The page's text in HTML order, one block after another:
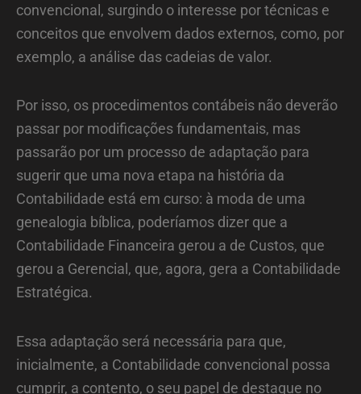
convencional, surgindo o interesse por técnicas e
conceitos que envolvem dados externos, como, por
exemplo, a análise das cadeias de valor.
Por isso, os procedimentos contábeis não deverão
passar por modificações fundamentais, mas
passarão por um processo de adaptação para
sugerir que uma nova etapa na história da
Contabilidade está em curso: à moda de uma
genealogia bíblica, poderíamos dizer que a
Contabilidade Financeira gerou a de Custos, que
gerou a Gerencial, que, agora, gera a Contabilidade
Estratégica.
Essa adaptação será necessária para que,
inicialmente, a Contabilidade convencional possa
cumprir, a contento, o seu papel de destaque no